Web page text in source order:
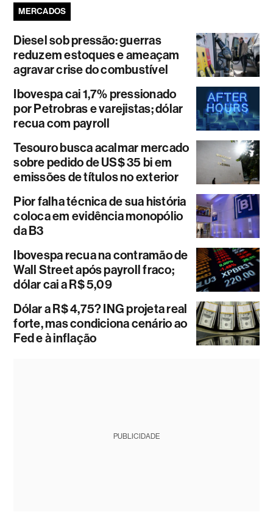
MERCADOS
Diesel sob pressão: guerras
reduzem estoques e ameaçam
agravar crise do combustível
Ibovespa cai 1,7% pressionado
por Petrobras e varejistas; dólar
recua com payroll
Tesouro busca acalmar mercado
sobre pedido de US$ 35 bi em
emissões de títulos no exterior
Pior falha técnica de sua história
coloca em evidência monopólio
da B3
Ibovespa recua na contramão de
Wall Street após payroll fraco;
dólar cai a R$ 5,09
Dólar a R$ 4,75? ING projeta real
forte, mas condiciona cenário ao
Fed e à inflação
PUBLICIDADE